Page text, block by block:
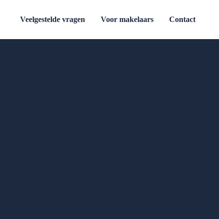
Veelgestelde vragen Voor makelaars Contact